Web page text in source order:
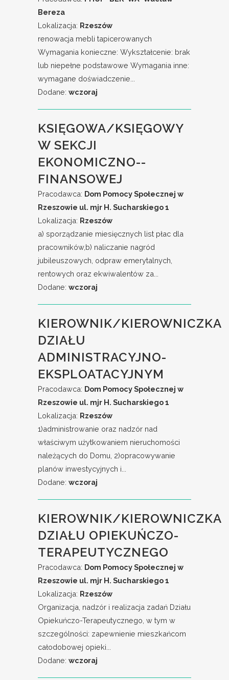
Bereza
Lokalizacja: Rzeszów
renowacja mebli tapicerowanych
Wymagania konieczne: Wykształcenie: brak
lub niepełne podstawowe Wymagania inne:
wymagane doświadczenie...
Dodane: wczoraj
KSIĘGOWA/KSIĘGOWY
W SEKCJI
EKONOMICZNO--
FINANSOWEJ
Pracodawca: Dom Pomocy Społecznej w
Rzeszowie ul. mjr H. Sucharskiego 1
Lokalizacja: Rzeszów
a) sporządzanie miesięcznych list płac dla
pracowników,b) naliczanie nagród
jubileuszowych, odpraw emerytalnych,
rentowych oraz ekwiwalentów za...
Dodane: wczoraj
KIEROWNIK/KIEROWNICZKA
DZIAŁU
ADMINISTRACYJNO-
EKSPLOATACYJNYM
Pracodawca: Dom Pomocy Społecznej w
Rzeszowie ul. mjr H. Sucharskiego 1
Lokalizacja: Rzeszów
1)administrowanie oraz nadzór nad
właściwym użytkowaniem nieruchomości
należących do Domu, 2)opracowywanie
planów inwestycyjnych i...
Dodane: wczoraj
KIEROWNIK/KIEROWNICZKA
DZIAŁU OPIEKUŃCZO-
TERAPEUTYCZNEGO
Pracodawca: Dom Pomocy Społecznej w
Rzeszowie ul. mjr H. Sucharskiego 1
Lokalizacja: Rzeszów
Organizacja, nadzór i realizacja zadań Działu
Opiekuńczo-Terapeutycznego, w tym w
szczególności: zapewnienie mieszkańcom
całodobowej opieki...
Dodane: wczoraj